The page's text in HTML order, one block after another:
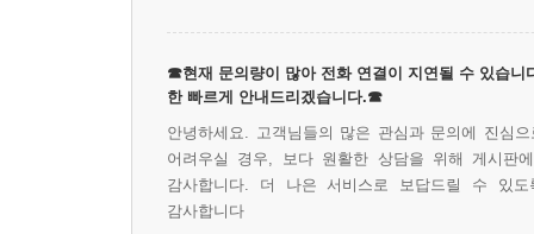
☎현재 문의량이 많아 전화 연결이 지연될 수 있습니
한 빠르게 안내드리겠습니다.☎
안녕하세요. 고객님들의 많은 관심과 문의에 진심
어려우실 경우, 보다 원활한 상담을 위해 게시판
감사합니다. 더 나은 서비스로 보답드릴 수 있도
감사합니다